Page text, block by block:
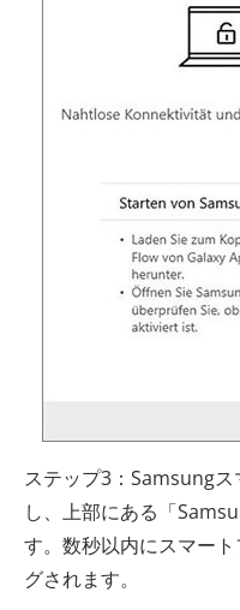
ステップ3：Samsung
し、上部にある「
す。数秒以内にスマー
グされます。